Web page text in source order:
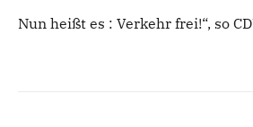
Nun heißt es : Verkehr frei!“, so